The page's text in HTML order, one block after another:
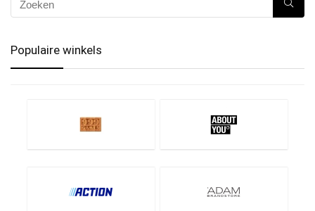
Populaire winkels